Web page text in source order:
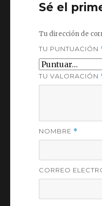
Sé el
Tu dirección de
TU PUNTUACIÓN
TU VALORACIÓN
NOMBRE *
CORREO